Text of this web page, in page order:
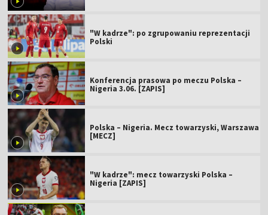
"W kadrze": po zgrupowaniu reprezentacji
Polski
Konferencja prasowa po meczu Polska –
Nigeria 3.06. [ZAPIS]
Polska – Nigeria. Mecz towarzyski, Warszawa
[MECZ]
"W kadrze": mecz towarzyski Polska –
Nigeria [ZAPIS]